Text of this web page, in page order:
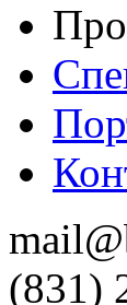
(831)